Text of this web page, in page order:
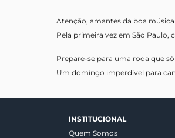
Atenção, amantes da boa música
Pela primeira vez em São Paulo,
Prepare-se para uma roda que
Um domingo imperdível para
INSTITUCIONAL
Quem Somos